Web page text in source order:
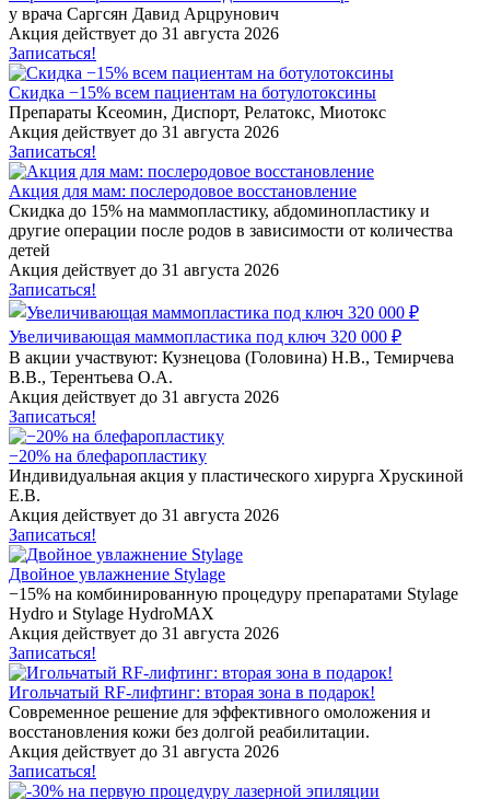
у врача Саргсян Давид Арцрунович
Акция действует до 31 августа 2026
Записаться!
Скидка −15% всем пациентам на ботулотоксины
Препараты Ксеомин, Диспорт, Релатокс, Миотокс
Акция действует до 31 августа 2026
Записаться!
Акция для мам: послеродовое восстановление
Скидка до 15% на маммопластику, абдоминопластику и
другие операции после родов в зависимости от количества
детей
Акция действует до 31 августа 2026
Записаться!
Увеличивающая маммопластика под ключ 320 000 ₽
В акции участвуют: Кузнецова (Головина) Н.В., Темирчева
В.В., Терентьева О.А.
Акция действует до 31 августа 2026
Записаться!
−20% на блефаропластику
Индивидуальная акция у пластического хирурга Хрускиной
Е.В.
Акция действует до 31 августа 2026
Записаться!
Двойное увлажнение Stylage
−15% на комбинированную процедуру препаратами Stylage
Hydro и Stylage HydroMAX
Акция действует до 31 августа 2026
Записаться!
Игольчатый RF-лифтинг: вторая зона в подарок!
Cовременное решение для эффективного омоложения и
восстановления кожи без долгой реабилитации.
Акция действует до 31 августа 2026
Записаться!